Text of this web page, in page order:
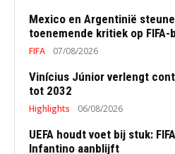
Mexico en Argentinië
toenemende kritiek op FIFA-
FIFA 07/08/2026
Vinícius Júnior verlengt
tot 2032
Highlights 06/08/2026
UEFA houdt voet bij stuk:
Infantino aanblijft